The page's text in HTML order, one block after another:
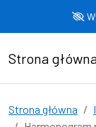
Strona
Strona główna